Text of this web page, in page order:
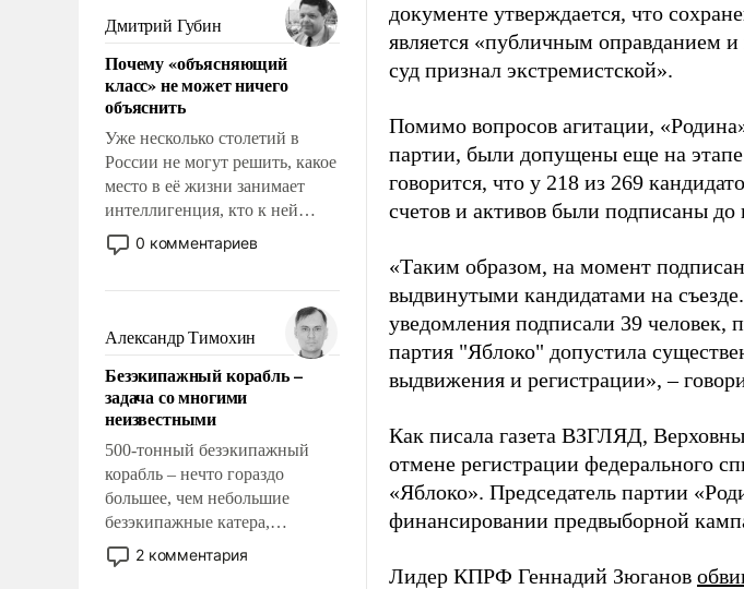
Дмитрий Губин
Почему «объясняющий
класс» не может ничего
объяснить
Уже несколько столетий в
России не могут решить, какое
место в её жизни занимает
интеллигенция, кто к ней
принадлежит, а кого из неё
исключили с правом
чем она отличается от просто
образованных людей. Иногда
казалось, что эти вопросы
решены раз и навсегда, но –
нет, не решены.
0 комментариев
Александр Тимохин
Безэкипажный корабль –
задача со многими
неизвестными
500-тонный безэкипажный
корабль – нечто гораздо
большее, чем небольшие
безэкипажные катера,
применение которых уже
стало обыденностью. Задача по
2 комментария
документе утверждается, что
является «публичным оправданием
суд признал экстремистской».
Помимо вопросов агитации,
партии, были допущены еще на
говорится, что у 218 из 269
счетов и активов были подписаны до
«Таким образом, на момент
выдвинутыми кандидатами на
уведомления подписали 39 человек,
партия "Яблоко" допустила
выдвижения и регистрации», –
Как писала газета ВЗГЛЯД,
отмене регистрации федерального
«Яблоко». Председатель партии
финансировании предвыборной
Лидер КПРФ Геннадий Зюганов